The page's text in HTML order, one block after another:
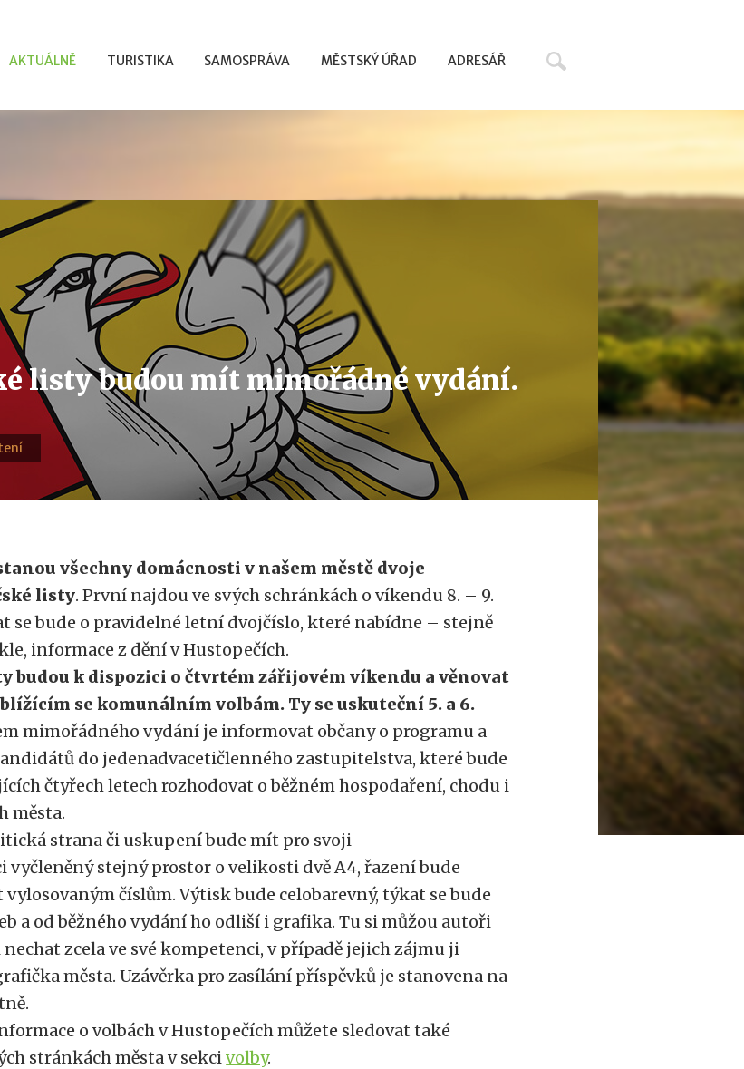
AKTUÁLNĚ TURISTIKA SAMOSPRÁVA MĚSTSKÝ ÚŘAD ADRESÁŘ
listy budou mít mimořádné vydání.
všechny domácnosti v našem městě dvoje
listy. První najdou ve svých schránkách o víkendu 8. – 9.
se bude o pravidelné letní dvojčíslo, které nabídne – stejně
informace z dění v Hustopečích.
budou k dispozici o čtvrtém zářijovém víkendu a věnovat
blížícím se komunálním volbám. Ty se uskuteční 5. a 6.
mimořádného vydání je informovat občany o programu a
do jedenadvacetičlenného zastupitelstva, které bude
čtyřech letech rozhodovat o běžném hospodaření, chodu i
města.
strana či uskupení bude mít pro svoji
vyčleněný stejný prostor o velikosti dvě A4, řazení bude
číslům. Výtisk bude celobarevný, týkat se bude
a od běžného vydání ho odliší i grafika. Tu si můžou autoři
zcela ve své kompetenci, v případě jejich zájmu ji
města. Uzávěrka pro zasílání příspěvků je stanovena na
o volbách v Hustopečích můžete sledovat také
stránkách města v sekcivolby.